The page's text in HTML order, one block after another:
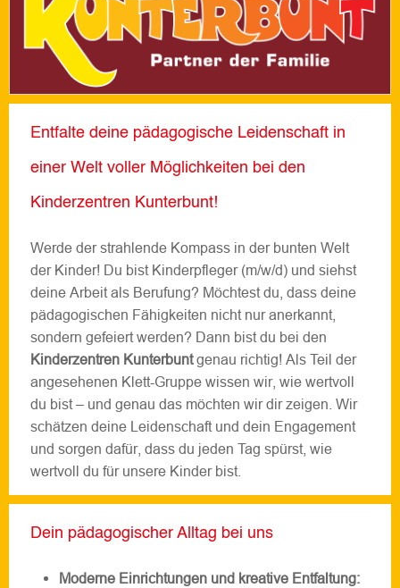
Entfalte deine pädagogische Leidenschaft in
einer Welt voller Möglichkeiten bei den
Kinderzentren Kunterbunt!
Werde der strahlende Kompass in der bunten Welt
der Kinder! Du bist Kinderpfleger (m/w/d) und siehst
deine Arbeit als Berufung? Möchtest du, dass deine
pädagogischen Fähigkeiten nicht nur anerkannt,
sondern gefeiert werden? Dann bist du bei den
Kinderzentren Kunterbuntgenau richtig! Als Teil der
angesehenen Klett-Gruppe wissen wir, wie wertvoll
du bist – und genau das möchten wir dir zeigen. Wir
schätzen deine Leidenschaft und dein Engagement
und sorgen dafür, dass du jeden Tag spürst, wie
wertvoll du für unsere Kinder bist.
Dein pädagogischer Alltag bei uns
Moderne Einrichtungen und kreative Entfaltung: